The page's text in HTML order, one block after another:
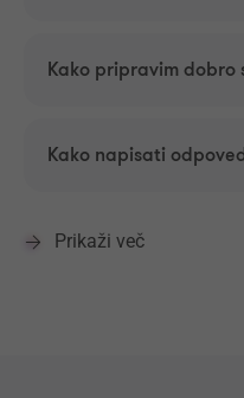
Kako pripravim dobro
Kako napisati
Prikaži več